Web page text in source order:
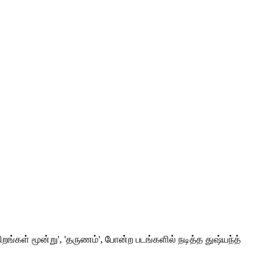
மூன்று', 'தருணம்', போன்ற படங்களில் நடித்த துஷ்யந்த்